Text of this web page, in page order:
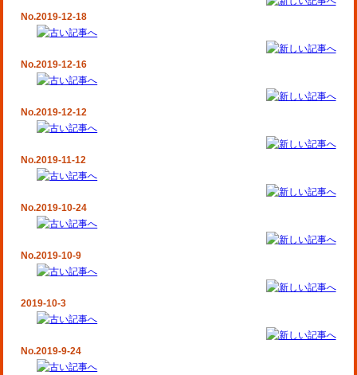
No.2019-12-18
No.2019-12-16
No.2019-12-12
No.2019-11-12
No.2019-10-24
No.2019-10-9
2019-10-3
No.2019-9-24